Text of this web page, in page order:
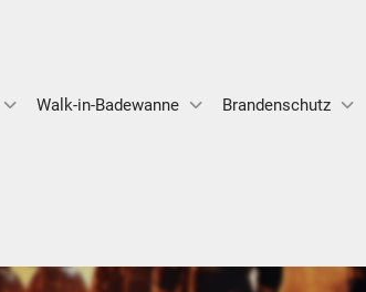
Walk-in-Badewanne Brandenschutz